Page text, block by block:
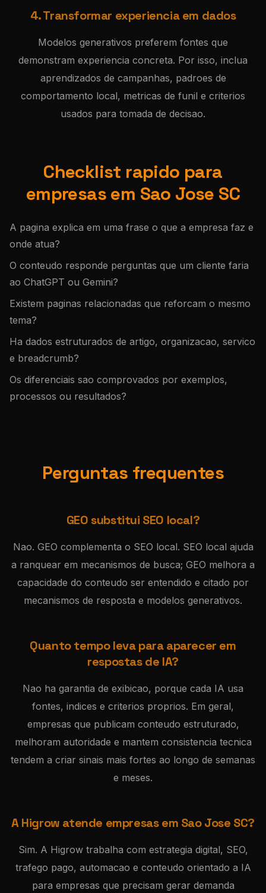
4. Transformar experiencia em dados
Modelos generativos preferem fontes que
demonstram experiencia concreta. Por isso, inclua
aprendizados de campanhas, padroes de
comportamento local, metricas de funil e criterios
usados para tomada de decisao.
Checklist rapido para
empresas em Sao Jose SC
A pagina explica em uma frase o que a empresa faz e
onde atua?
O conteudo responde perguntas que um cliente faria
ao ChatGPT ou Gemini?
Existem paginas relacionadas que reforcam o mesmo
tema?
Ha dados estruturados de artigo, organizacao, servico
e breadcrumb?
Os diferenciais sao comprovados por exemplos,
processos ou resultados?
Perguntas frequentes
GEO substitui SEO local?
Nao. GEO complementa o SEO local. SEO local ajuda
a ranquear em mecanismos de busca; GEO melhora a
capacidade do conteudo ser entendido e citado por
mecanismos de resposta e modelos generativos.
Quanto tempo leva para aparecer em
respostas de IA?
Nao ha garantia de exibicao, porque cada IA usa
fontes, indices e criterios proprios. Em geral,
empresas que publicam conteudo estruturado,
melhoram autoridade e mantem consistencia tecnica
tendem a criar sinais mais fortes ao longo de semanas
e meses.
A Higrow atende empresas em Sao Jose SC?
Sim. A Higrow trabalha com estrategia digital, SEO,
trafego pago, automacao e conteudo orientado a IA
para empresas que precisam gerar demanda